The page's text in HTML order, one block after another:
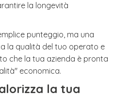
la longevità
punteggio, ma una
la qualità del tuo operato e
che la tua azienda è pronta
economica.
la tua